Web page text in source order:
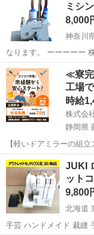
ミシン
8,000
神奈川
なり
ンです。 …
神奈川 横浜市 中
≪寮完
工場
時給
株式会
静岡県
【軽いドアミラーの組
年間休日121日／初めてさんも安
いドアミラーの組立スタ
手自動車部品メーカー
静岡 藤枝市
JUKI
ット
9,800
北海道
手芸 ハンドメイド 裁縫